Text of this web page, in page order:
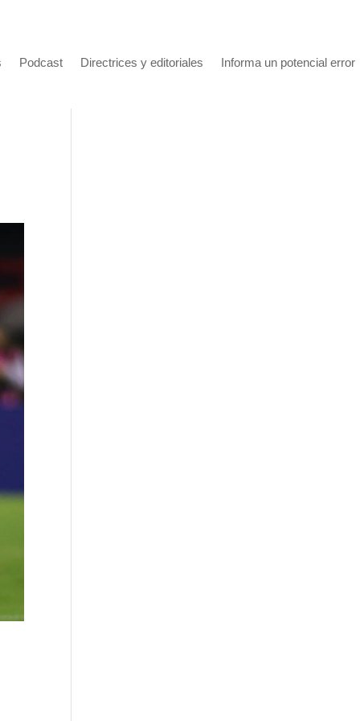
Podcast Directrices y editoriales Informa un potencial error